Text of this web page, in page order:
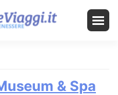
& Spa